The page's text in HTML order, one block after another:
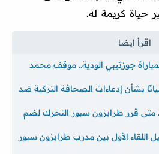
حياة كريمة له.
جوزتيبي الودية.. موقف محمد
بشأن إدعاءات الصحافة التركية ضد
قرر طرابزون سبور التحرك لضم
اللقاء الأول بين مدرب طرابزون سبور